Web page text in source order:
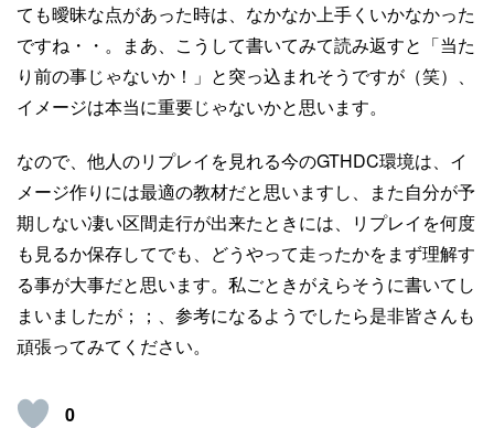
ても曖昧な点があった時は、なかなか上手くいかなかった
ですね・・。まあ、こうして書いてみて読み返すと「当た
り前の事じゃないか！」と突っ込まれそうですが（笑）、
イメージは本当に重要じゃないかと思います。
なので、他人のリプレイを見れる今のGTHDC環境は、イ
メージ作りには最適の教材だと思いますし、また自分が予
期しない凄い区間走行が出来たときには、リプレイを何度
も見るか保存してでも、どうやって走ったかをまず理解す
る事が大事だと思います。私ごときがえらそうに書いてし
まいましたが；；、参考になるようでしたら是非皆さんも
頑張ってみてください。
0